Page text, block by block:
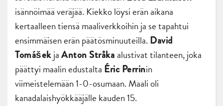
isännöimää veräjää. Kiekko löysi erän aikana
kertaalleen tiensä maaliverkkoihin ja se tapahtui
ensimmäisen erän päätösminuuteilla. David
TomášekjaAnton Stråkaalustivat tilanteen, joka
päättyi maalin edustalta Éric Perrinin
viimeistelemään 1-0-osumaan. Maali oli
kanadalaishyökkääjälle kauden 15.